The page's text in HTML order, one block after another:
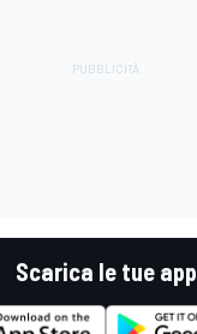
Scarica le tue app